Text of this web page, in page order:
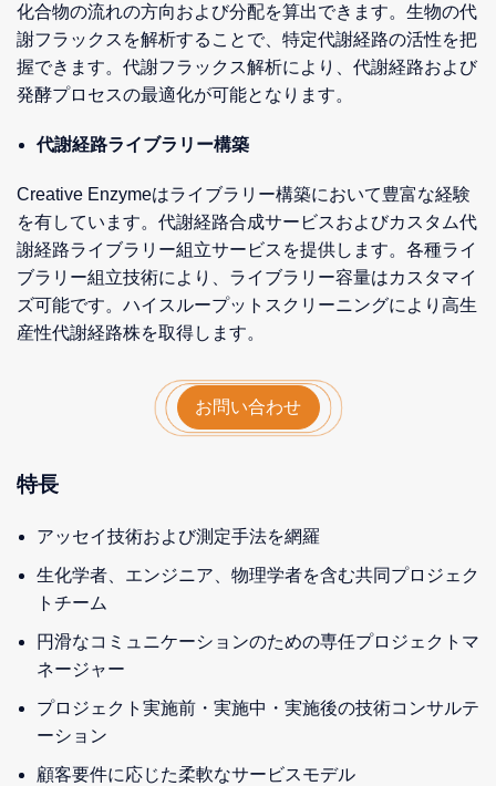
化合物の流れの方向および分配を算出できます。生物の代
謝フラックスを解析することで、特定代謝経路の活性を把
握できます。代謝フラックス解析により、代謝経路および
発酵プロセスの最適化が可能となります。
代謝経路ライブラリー構築
Creative Enzymeはライブラリー構築において豊富な経験
を有しています。代謝経路合成サービスおよびカスタム代
謝経路ライブラリー組立サービスを提供します。各種ライ
ブラリー組立技術により、ライブラリー容量はカスタマイ
ズ可能です。ハイスループットスクリーニングにより高生
産性代謝経路株を取得します。
お問い合わせ
特長
アッセイ技術および測定手法を網羅
生化学者、エンジニア、物理学者を含む共同プロジェク
トチーム
円滑なコミュニケーションのための専任プロジェクトマ
ネージャー
プロジェクト実施前・実施中・実施後の技術コンサルテ
ーション
顧客要件に応じた柔軟なサービスモデル